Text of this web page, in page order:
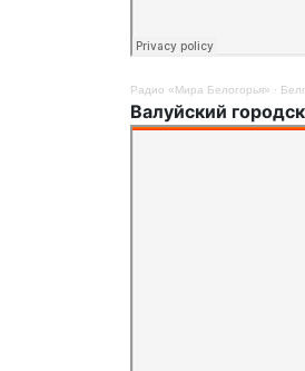
Радио «Мира Белогорья» ·
Валуйский